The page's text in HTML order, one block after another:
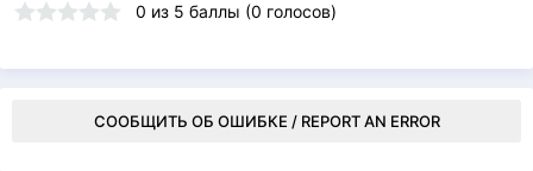
0 из 5 баллы (0 голосов)
СООБЩИТЬ ОБ ОШИБКЕ / REPORT AN ERROR